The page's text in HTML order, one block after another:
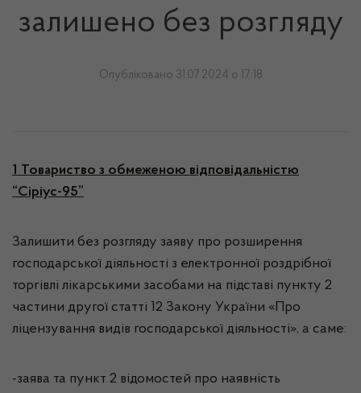
залишено без розгляду
Опубліковано 31.07.2024 о 17:18
1 Товариство з обмеженою відповідальністю
“Сіріус-95”
Залишити без розгляду заяву про розширення
господарської діяльності з електронної роздрібної
торгівлі лікарськими засобами на підставі пункту 2
частини другої статті 12 Закону України «Про
ліцензування видів господарської діяльності», а саме:
-заява та пункт 2 відомостей про наявність